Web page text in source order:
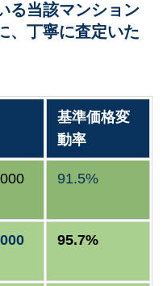
る当該マンション
、丁寧に査定いた
基準価格変
動率
91.5%
95.7%